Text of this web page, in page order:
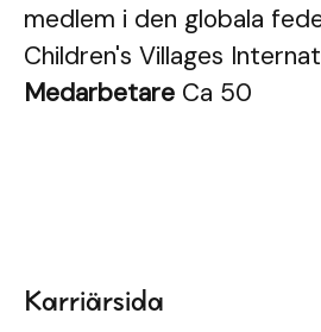
medlem i den globala
Children's Villages
Medarbetare Ca 50
Karriärsida